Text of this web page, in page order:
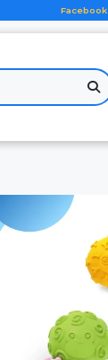
Facebook